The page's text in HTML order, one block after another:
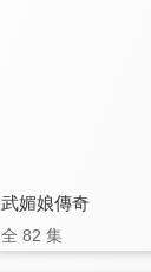
武媚娘傳奇
全 82 集